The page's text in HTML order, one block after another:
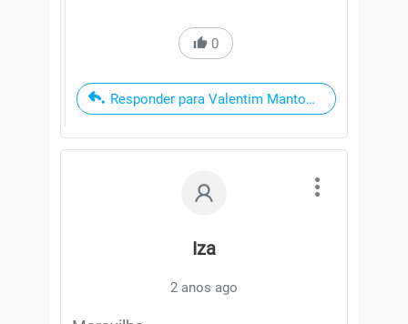
0
Responder para Valentim Mantovani
Iza
2 anos ago